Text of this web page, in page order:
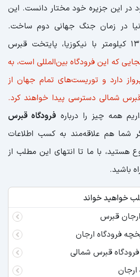
در این جزیره خود مختار دانست. این
در زمان جنگ جهانی دوم ساخت.
فرودگاه ارجان حدود 13 کیلومتر با نیکوزیا، پایتخت قبرس
که این فرودگاه بین‌المللی است، به
دارد و توریست‌های تمام جهان از
شمالی دسترسی پیدا خواهند کرد.
همه چیز را درباره فرودگاه قبرس
شما هم علاقه‌مند به کسب اطلاعات
هستید، با ما تا انتهای این مطلب از
باشید.
خواهید خواند
قبرس
فرودگاه ارجان
فرودگاه قبرس شمالی
ارجان